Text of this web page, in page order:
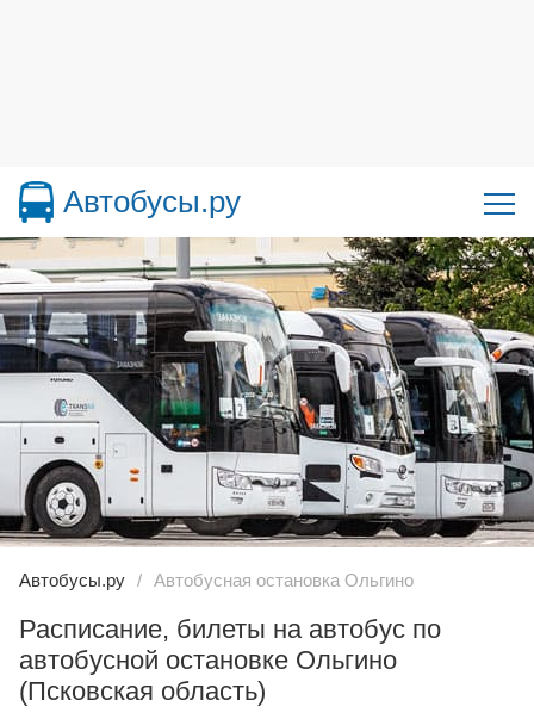
Автобусы.ру
Автобусы.ру Автобусная остановка Ольгино
Расписание, билеты на автобус по
автобусной остановке Ольгино
(Псковская область)